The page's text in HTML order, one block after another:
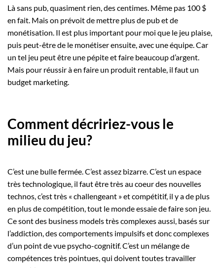
Là sans pub, quasiment rien, des centimes. Même pas 100 $
en fait. Mais on prévoit de mettre plus de pub et de
monétisation. Il est plus important pour moi que le jeu plaise,
puis peut-être de le monétiser ensuite, avec une équipe. Car
un tel jeu peut être une pépite et faire beaucoup d’argent.
Mais pour réussir à en faire un produit rentable, il faut un
budget marketing.
Comment décririez-vous le
milieu du jeu?
C’est une bulle fermée. C’est assez bizarre. C’est un espace
très technologique, il faut être très au coeur des nouvelles
technos, c’est très « challengeant » et compétitif, il y a de plus
en plus de compétition, tout le monde essaie de faire son jeu.
Ce sont des business models très complexes aussi, basés sur
l’addiction, des comportements impulsifs et donc complexes
d’un point de vue psycho-cognitif. C’est un mélange de
compétences très pointues, qui doivent toutes travailler